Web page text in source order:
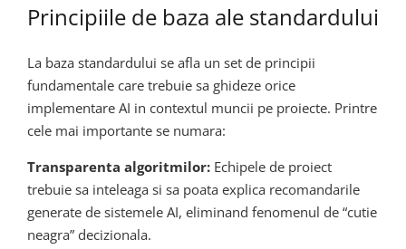
Principiile de baza ale standardului
La baza standardului se afla un set de principii
fundamentale care trebuie sa ghideze orice
implementare AI in contextul muncii pe proiecte. Printre
cele mai importante se numara:
Transparenta algoritmilor: Echipele de proiect
trebuie sa inteleaga si sa poata explica recomandarile
generate de sistemele AI, eliminand fenomenul de “cutie
neagra” decizionala.